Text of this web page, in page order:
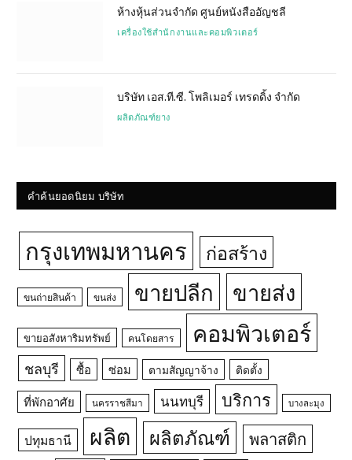
ห้างหุ้นส่วนจำกัด ศูนย์หนังสืออัญชลี
เครื่องใช้สำนักงานและคอมพิวเตอร์
บริษัท เอส.ที.ซี. โพลิเมอร์ เทรดดิ้ง จำกัด
ผลิตภัณฑ์ยาง
คำค้นยอดนิยม บริษัท
กรุงเทพมหานคร ก่อสร้าง
ขนถ่ายสินค้า ขนส่ง ขายปลีก ขายส่ง
ขายอสังหาริมทรัพย์ คนโดยสาร คอมพิวเตอร์
ชลบุรี ซื้อ ซ่อม ตามสัญญาจ้าง ติดตั้ง
ที่พักอาศัย นครราชสีมา นนทบุรี บริการ บางละมุง
ปทุมธานี ผลิต ผลิตภัณฑ์ พลาสติก